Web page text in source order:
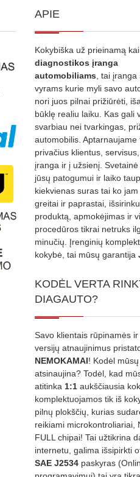
APIE
Kokybiška už prieinamą
diagnostikos įranga
automobiliams , tai
vyrams kurie myli savo
nori juos pilnai prižiūrėti,
būklę realiu laiku. Kas gali
svarbiau nei tvarkingas,
automobilis. Aptarnaujame
privačius klientus,
įranga ir į užsienį.
jūsų patogumui ir laiko
kiekvienas suras tai ko
greitai ir paprastai,
produktą, apmokėjimas ir
procedūros tikrai netruks
minučių. Įrenginių
kokybė, tai mūsų garantija
KODĖL VERTA
DIAGAUTO?
Savo klientais rūpinamės
versijų atnaujinimus
NEMOKAMAI! Kodėl
atsinaujina? Todėl, kad
atitinka 1:1 aukščiausia
komplektuojamos tik iš
pilnų plokščių, kurias
reikiami microkontroliariai,
FULL chipai! Tai užtikrina
internetu, galima išsipirkti
SAE J2534 paskyras